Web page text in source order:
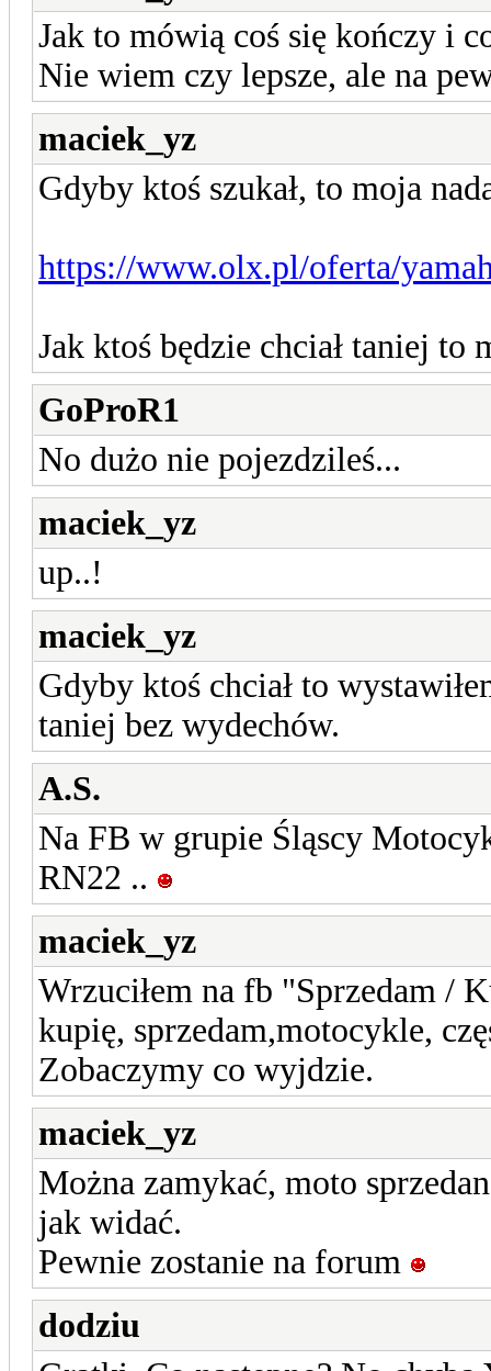
Jak to mówią coś się kończy i
Nie wiem czy lepsze, ale na
maciek_yz
Gdyby ktoś szukał, to moja
https://www.olx.pl/oferta/
Jak ktoś będzie chciał taniej to
GoProR1
No dużo nie pojezdzileś...
maciek_yz
up..!
maciek_yz
Gdyby ktoś chciał to
taniej bez wydechów.
A.S.
Na FB w grupie Śląscy
RN22 ..
maciek_yz
Wrzuciłem na fb "Sprzedam
kupię, sprzedam,motocykle,
Zobaczymy co wyjdzie.
maciek_yz
Można zamykać, moto
jak widać.
Pewnie zostanie na forum
dodziu